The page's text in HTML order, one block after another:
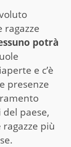
ragazze
potrà
e c’è
presenze
paese,
più